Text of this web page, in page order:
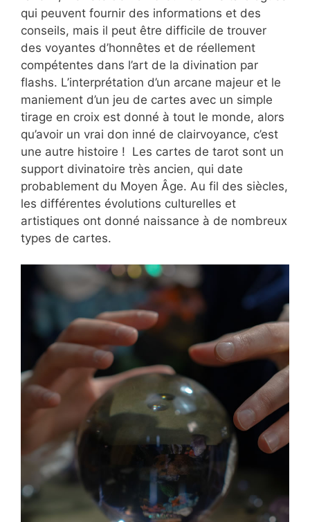
qui peuvent fournir des informations et des
conseils, mais il peut être difficile de trouver
des voyantes d’honnêtes et de réellement
compétentes dans l’art de la divination par
flashs. L’interprétation d’un arcane majeur et le
maniement d’un jeu de cartes avec un simple
tirage en croix est donné à tout le monde, alors
qu’avoir un vrai don inné de clairvoyance, c’est
une autre histoire ! Les cartes de tarot sont un
support divinatoire très ancien, qui date
probablement du Moyen Âge. Au fil des siècles,
les différentes évolutions culturelles et
artistiques ont donné naissance à de nombreux
types de cartes.